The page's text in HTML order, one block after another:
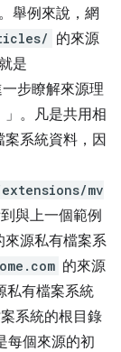
舉例來說，網
的來源
是
步瞭解來源理
」。凡是共用相
系統資料，因
mv
與上一個範例
來源私有檔案系
的來源
私有檔案系統
系統的根目錄
每個來源的初